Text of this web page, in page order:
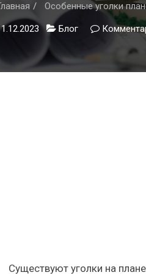
Особенные уголки
Блог
Существуют уголки на